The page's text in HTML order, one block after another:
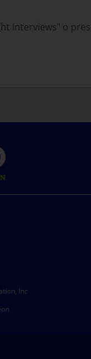
Interviews" o
Inc